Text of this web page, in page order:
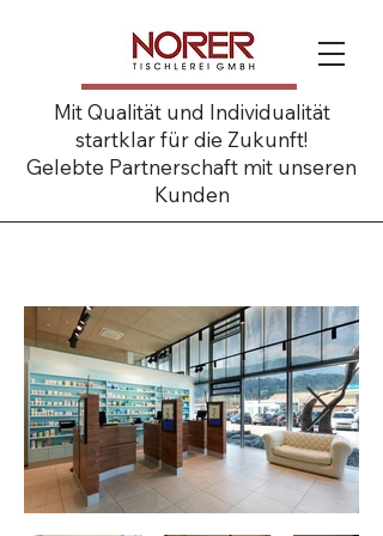
Mit Qualität und Individualität
startklar für die Zukunft!
Gelebte Partnerschaft mit unseren
Kunden